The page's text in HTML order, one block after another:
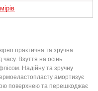
практична та зручна
Взуття на осінь
Надійну та зручну
амортизує
поверхнею та перешкоджає